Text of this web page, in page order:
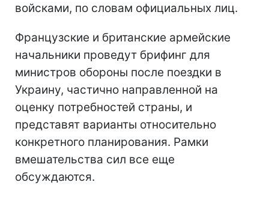
войсками, по словам официальных лиц.
Французские и британские армейские
начальники проведут брифинг для
министров обороны после поездки в
Украину, частично направленной на
оценку потребностей страны, и
представят варианты относительно
конкретного планирования. Рамки
вмешательства сил все еще
обсуждаются.